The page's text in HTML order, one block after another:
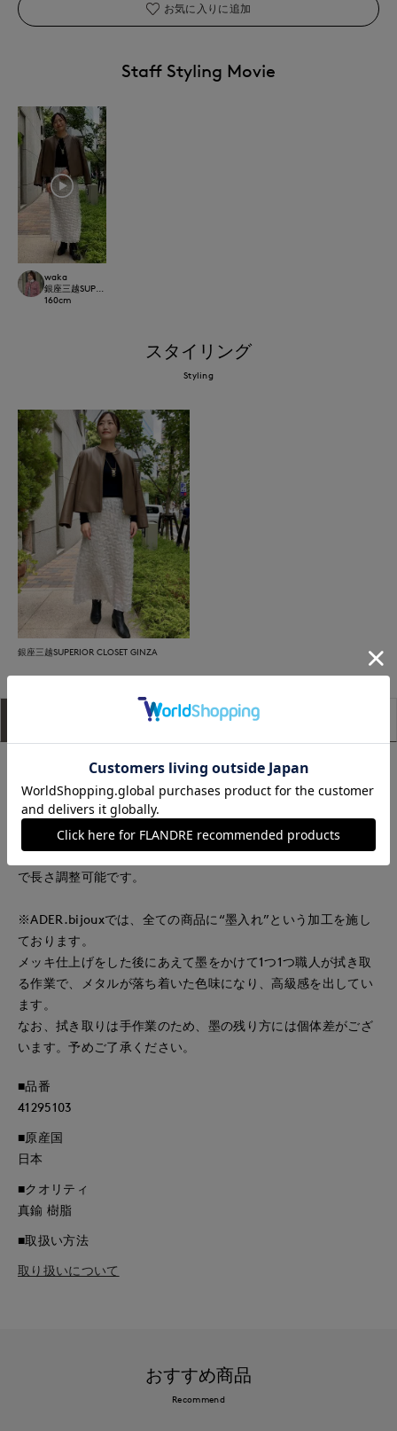
お気に入りに追加
Staff Styling Movie
waka
銀座三越SUPERIOR CLOSET GINZA
160cm
スタイリング
Styling
銀座三越SUPERIOR CLOSET GINZA
サイズ詳細
ラテン語で孔雀の意味のPAVO（パーヴォ）シリーズ。
クジャクの羽をイメージして作られたヴィンテージ感たっぷり
のクリアパーツは、メタルで囲う事でクリーンな印象に仕上げ
ています。サイドについたメタルスティックから直接スネーク
チェーンを通したクールなデザイン。チェーンはアジャスター
で長さ調整可能です。
※ADER.bijouxでは、全ての商品に“墨入れ”という加工を施し
ております。
メッキ仕上げをした後にあえて墨をかけて1つ1つ職人が拭き取
る作業で、メタルが落ち着いた色味になり、高級感を出してい
ます。
なお、拭き取りは手作業のため、墨の残り方には個体差がござ
います。予めご了承ください。
■品番
41295103
■原産国
日本
■クオリティ
真鍮 樹脂
■取扱い方法
取り扱いについて
おすすめ商品
Recommend